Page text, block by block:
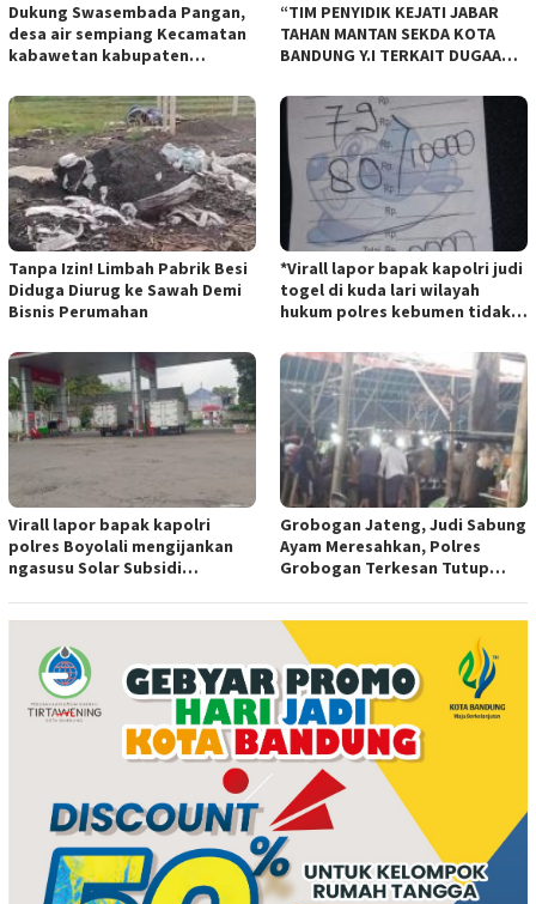
Dukung Swasembada Pangan,
desa air sempiang Kecamatan
kabawetan kabupaten
28 mei 2025
“TIM PENYIDIK KEJATI JABAR
TAHAN MANTAN SEKDA KOTA
BANDUNG Y.I TERKAIT DUGAAN
BANDUNG”.
Tanpa Izin! Limbah Pabrik Besi
Diduga Diurug ke Sawah Demi
Bisnis Perumahan
*Virall lapor bapak kapolri judi
togel di kuda lari wilayah
hukum polres kebumen tidak
Virall lapor bapak kapolri
polres Boyolali mengijankan
ngasusu Solar Subsidi
Grobogan Jateng, Judi Sabung
Ayam Meresahkan, Polres
Grobogan Terkesan Tutup